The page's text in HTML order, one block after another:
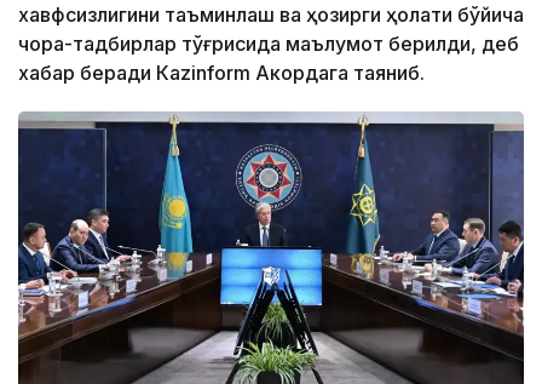
хавфсизлигини таъминлаш ва ҳозирги ҳолати бўйича
чора-тадбирлар тўғрисида маълумот берилди, деб
хабар беради Каzinform Акордага таяниб.